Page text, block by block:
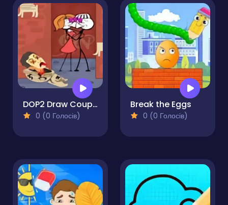
DOP2 Draw Couple
0 (0 Голосів)
Break the Eggs
0 (0 Голосів)